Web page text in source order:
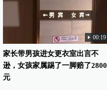
00:19
家长带男孩进女更衣室出言不
逊，女孩家属踢了一脚赔了2800
元